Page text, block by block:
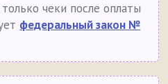
чеки после оплаты
федеральный закон №